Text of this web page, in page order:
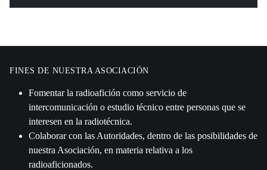
FINES DE NUESTRA ASOCIACIÓN
Fomentar la radioafición como servicio de
intercomunicación o estudio técnico entre personas que se
interesen en la radiotécnica.
Colaborar con las Autoridades, dentro de las posibilidades de
nuestra Asociación, en materia relativa a los
radioaficionados.